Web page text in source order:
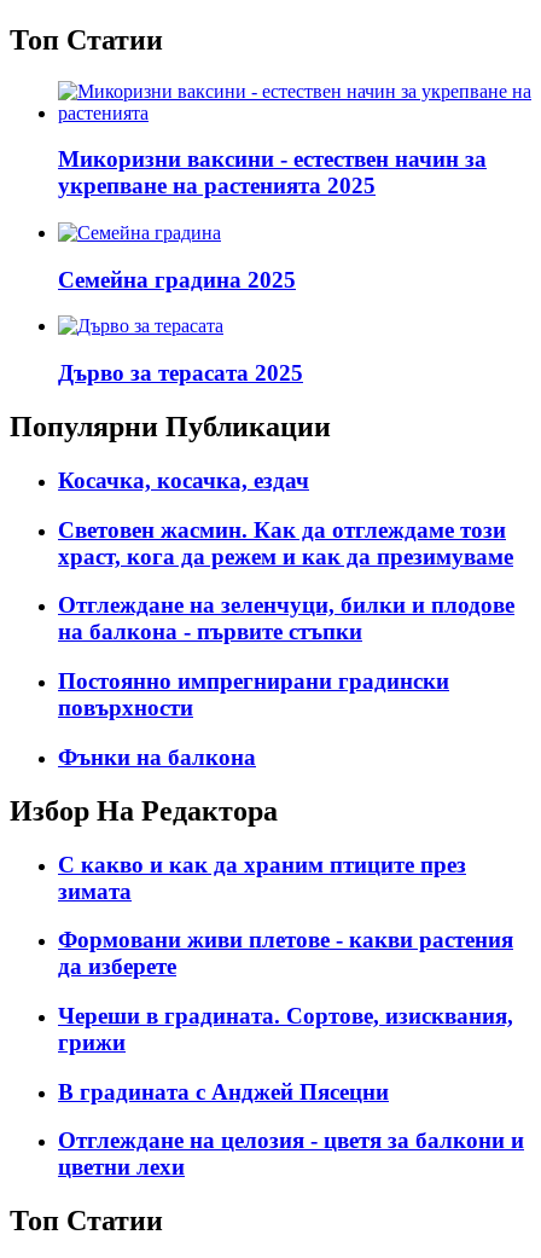
Топ Статии
Микоризни ваксини - естествен начин за
укрепване на растенията 2025
Семейна градина 2025
Дърво за терасата 2025
Популярни Публикации
Косачка, косачка, ездач
Световен жасмин. Как да отглеждаме този
храст, кога да режем и как да презимуваме
Отглеждане на зеленчуци, билки и плодове
на балкона - първите стъпки
Постоянно импрегнирани градински
повърхности
Фънки на балкона
Избор На Редактора
С какво и как да храним птиците през
зимата
Формовани живи плетове - какви растения
да изберете
Череши в градината. Сортове, изисквания,
грижи
В градината с Анджей Пясецни
Отглеждане на целозия - цветя за балкони и
цветни лехи
Топ Статии